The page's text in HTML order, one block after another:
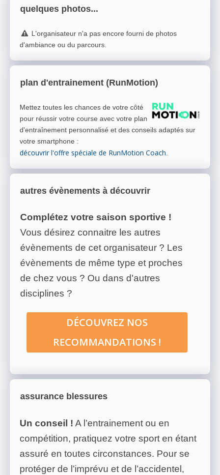
quelques photos...
L'organisateur n'a pas encore fourni de photos
d'ambiance ou du parcours.
plan d'entrainement (RunMotion)
Mettez toutes les chances de votre côté
pour réussir votre course avec votre plan
d'entraînement personnalisé et des conseils adaptés sur
votre smartphone :
découvrir l'offre spéciale de RunMotion Coach.
autres évènements à découvrir
Complétez votre saison sportive !
Vous désirez connaitre les autres
évènements de cet organisateur ? Les
évènements de même type et proches
de chez vous ? Ou dans d'autres
disciplines ?
DÉCOUVREZ NOS
RECOMMANDATIONS !
assurance blessures
Un conseil ! A l’entrainement ou en
compétition, pratiquez votre sport en étant
assuré en toutes circonstances. Pour se
protéger de l’imprévu et de l’accidentel,